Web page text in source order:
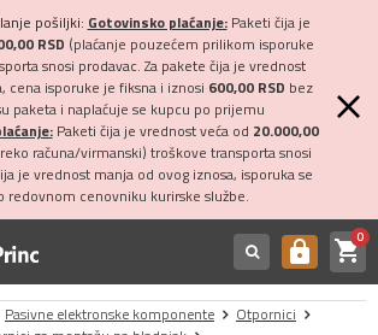
pošiljki: Gotovinsko plaćanje:Paketi čija je
RSD (plaćanje pouzećem prilikom isporuke
snosi prodavac. Za pakete čija je vrednost
cena isporuke je fiksna i iznosi 600,00 RSD bez
paketa i naplaćuje se kupcu po prijemu
Paketi čija je vrednost veća od 20.000,00
računa/virmanski) troškove transporta snosi
je vrednost manja od ovog iznosa, isporuka se
redovnom cenovniku kurirske službe.
https shopping_cart0
Pasivne elektronske komponente
Otpornici